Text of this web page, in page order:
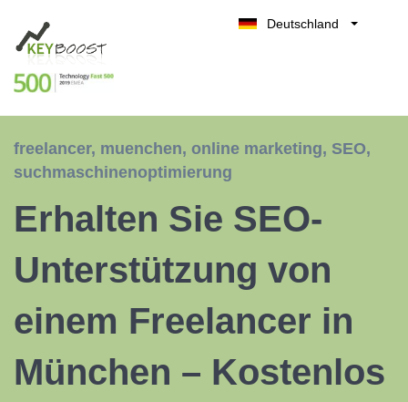
Deutschland
Italia
freelancer, muenchen, online marketing, SEO,
suchmaschinenoptimierung
Erhalten Sie SEO-
Unterstützung von
einem Freelancer in
München – Kostenlos